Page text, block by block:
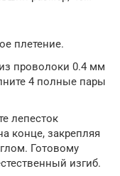
плетение.
проволоки 0.4 мм
4 полные пары
лепесток
конце, закрепляя
Готовому
изгиб.